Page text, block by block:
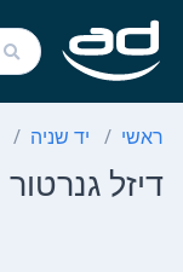
ראשי יד שניה
דיזל גנרטור 7600W שקע תלת